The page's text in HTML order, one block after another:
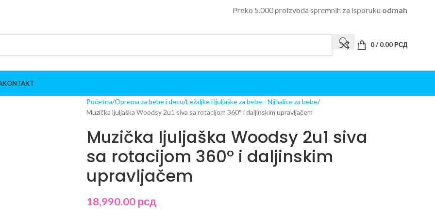
Preko 5.000 proizvoda spremnih za isporuku odmah
0/ 0.00РСД
KONTAKT
Početna Oprema za bebe i decu Ležaljke i ljuljaške za bebe - Njihalice za bebe
Muzička ljuljaška Woodsy 2u1 siva sa rotacijom 360° i daljinskim upravljačem
Muzička ljuljaška Woodsy 2u1 siva
sa rotacijom 360° i daljinskim
upravljačem
18,990.00рсд